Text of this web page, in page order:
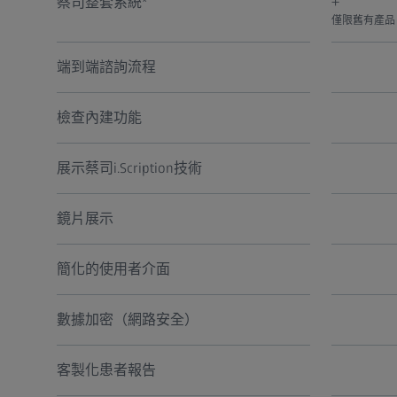
僅限舊有產品
端到端諮詢流程
檢查內建功能
展示蔡司i.Scription技術
鏡片展示
簡化的使用者介面
數據加密（網路安全）
客製化患者報告